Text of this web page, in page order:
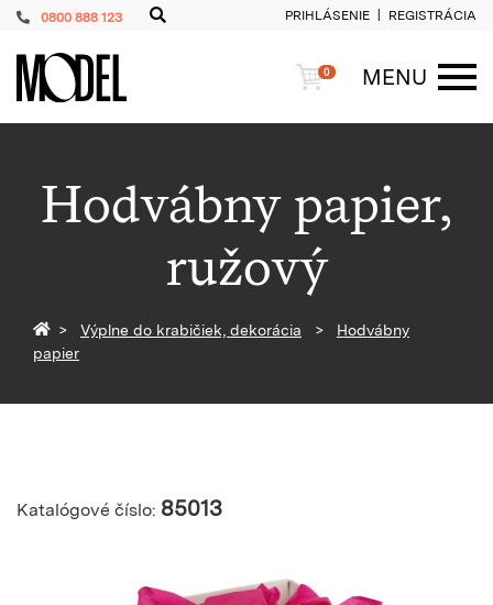
0800 888 123 PRIHLÁSENIE REGISTRÁCIA
PackShop Košík
0
MENU
Hodvábny papier,
ružový
Späť na homepage
Výplne do krabičiek, dekorácia
Hodvábny
papier
Katalógové číslo: 85013